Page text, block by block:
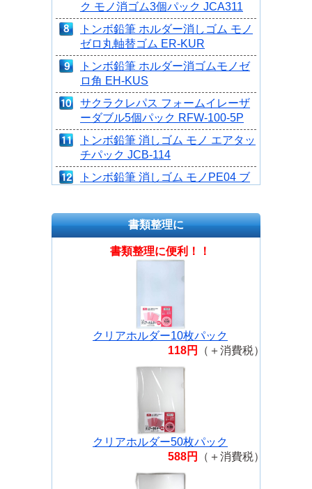
ク モノ消ゴム3個パック JCA311
トンボ鉛筆 ホルダー消しゴム モノ
ゼロ丸軸替ゴム ER-KUR
トンボ鉛筆 ホルダー消ゴムモノゼ
ロ角 EH-KUS
サクラクレパス フォームイレーザ
ーダブル5個パック RFW-100-5P
トンボ鉛筆 消しゴム モノ エアタッ
チパック JCB-114
トンボ鉛筆 消しゴム モノPE04 ブ
トンボ鉛筆 モノ消ゴム 事務・製図
用高性能プラスチック消しゴム
PE-04A
トンボ鉛筆鉛筆 ippo! イッポ 濃い
えんぴつ用(B・2B・4B) 消し...
トンボ鉛筆 ホルダー消しゴム モノ
ゼロ丸軸 EH-KUR
サクラクレパス アーチ消しゴム60
サクラクレパス 小学生学習字消し
トンボ鉛筆 ホルダー消しゴム モノ
ゼロ丸軸シルバー EH-KUR04
トンボ鉛筆鉛筆 消しゴム モノタフ
書類整理に
書類整理に便利！！
クリアホルダー10枚パック
118円
（＋消費税）
クリアホルダー50枚パック
588円
（＋消費税）